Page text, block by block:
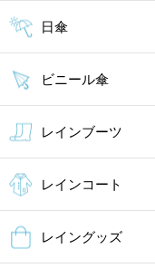
日傘
ビニール傘
レインブーツ
レインコート
レイングッズ